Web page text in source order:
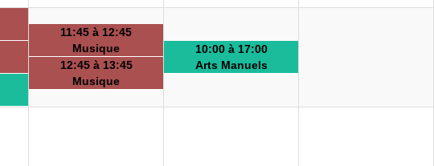
11:45 à 12:45
Musique
12:45 à 13:45
Musique
10:00 à 17:00
Arts Manuels